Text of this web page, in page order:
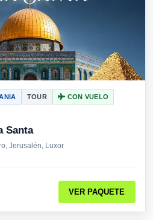
TOUR CON VUELO
Santa
Jerusalén, Luxor
VER PAQUETE